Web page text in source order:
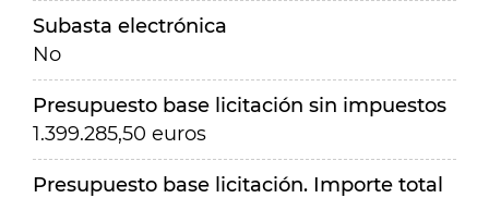
Subasta electrónica
No
Presupuesto base licitación sin impuestos
1.399.285,50 euros
Presupuesto base licitación. Importe total